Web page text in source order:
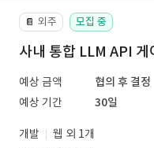
📔 외주 모집 중
사내 통합 LLM API 게
예상 금액
협의 후 결정
예상 기간
30일
개발
웹 외 1개